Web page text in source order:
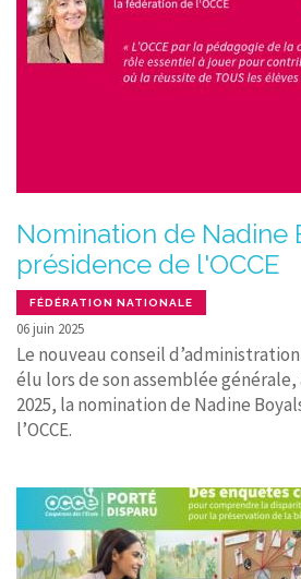
Nomination de Nadine
présidence de l'OCCE
FÉDÉRATION NATIONALE
06 juin 2025
Le nouveau conseil d’administration
élu lors de son assemblée
2025, la nomination de Nadine
l’OCCE.